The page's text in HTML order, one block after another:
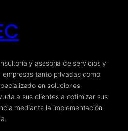
y asesoría de servicios y
tanto privadas como
en soluciones
a sus clientes a optimizar sus
mediante la implementación